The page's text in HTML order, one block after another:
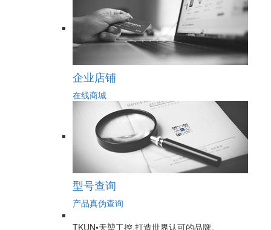
企业店铺
在线商城
型号查询
产品真伪查询
TKUN•天堃工控,打造世界认可的品牌。